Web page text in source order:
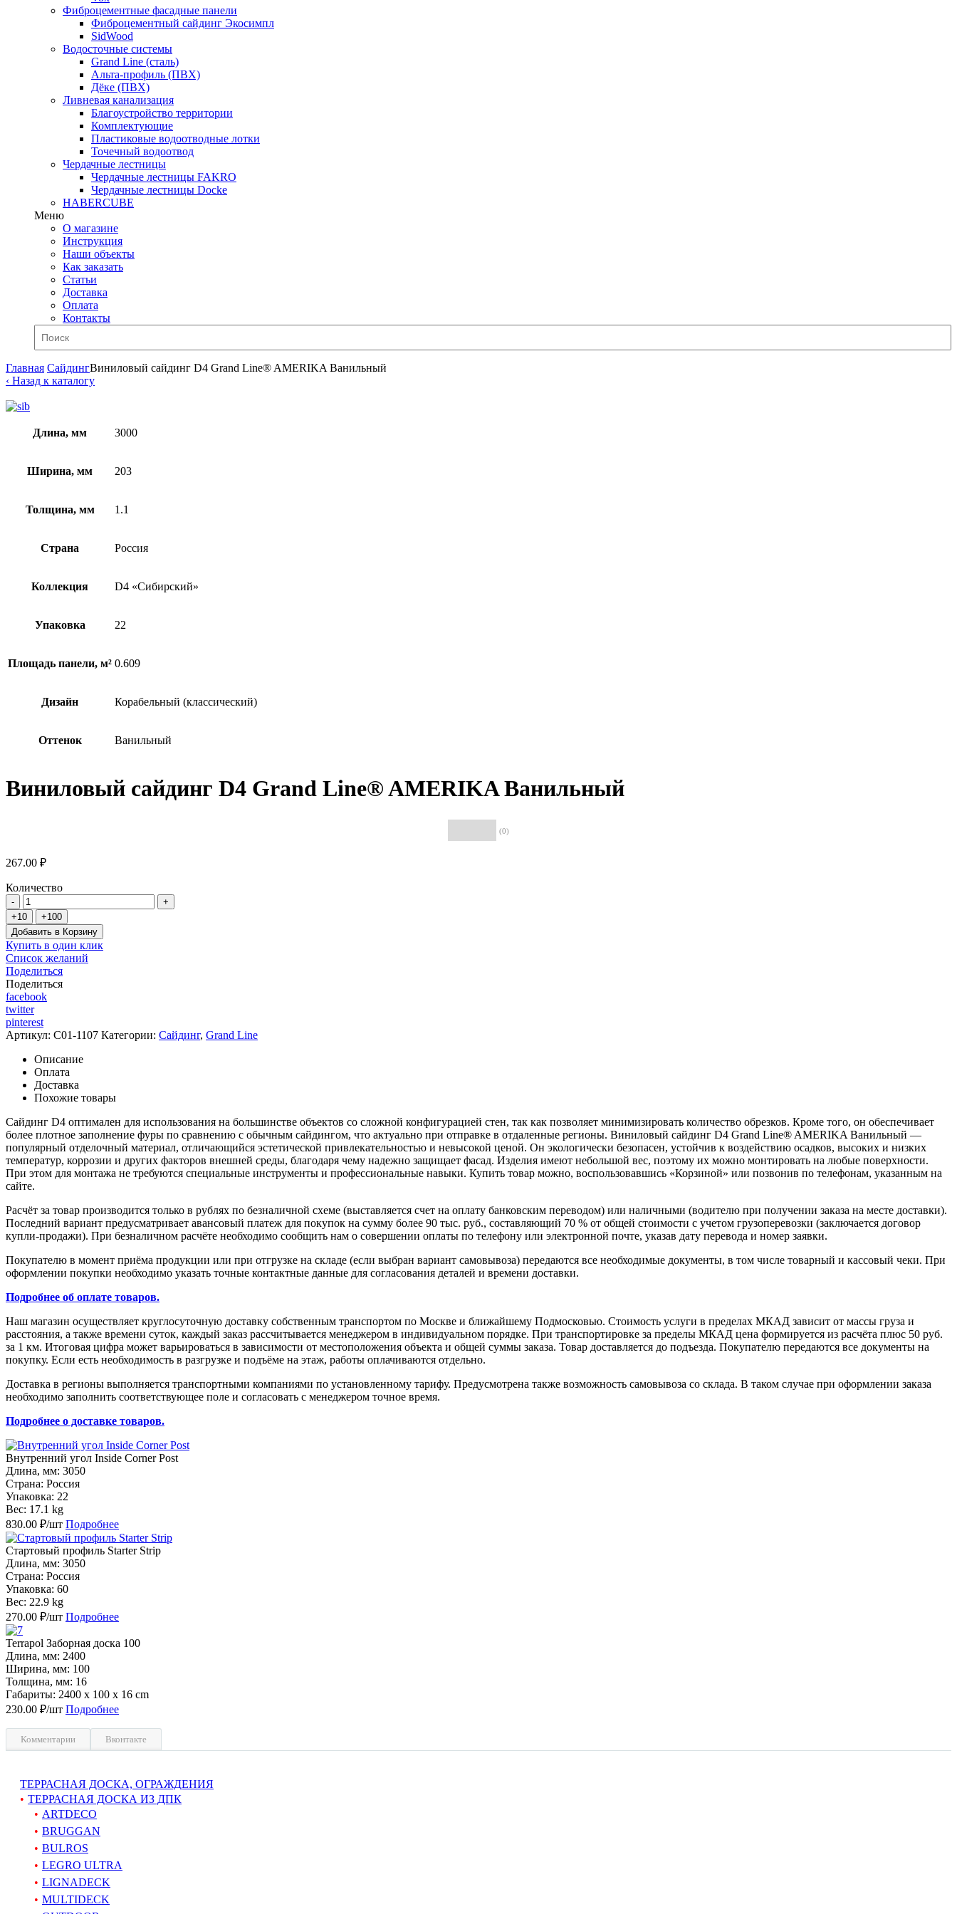
Фиброцементные фасадные панели
Фиброцементный сайдинг Экосимпл
SidWood
Водосточные системы
Grand Line (сталь)
Альта-профиль (ПВХ)
Дёке (ПВХ)
Ливневая канализация
Благоустройство территории
Комплектующие
Пластиковые водоотводные лотки
Точечный водоотвод
Чердачные лестницы
Чердачные лестницы FAKRO
Чердачные лестницы Docke
HABERCUBE
Меню
О магазине
Инструкция
Наши объекты
Как заказать
Статьи
Доставка
Оплата
Контакты
Главная СайдингВиниловый сайдинг D4 Grand Line® AMERIKA Ванильный
‹ Назад к каталогу
Длина, мм 3000
Ширина, мм 203
Толщина, мм 1.1
Страна Россия
Коллекция D4 «Cибирский»
Упаковка 22
Площадь панели, м² 0.609
Дизайн Корабельный (классический)
Оттенок Ванильный
Виниловый сайдинг D4 Grand Line® AMERIKA Ванильный
(0)
267.00 ₽
Количество
Добавить в Корзину
Купить в один клик
Список желаний
Поделиться
Поделиться
facebook
twitter
pinterest
Артикул: C01-1107 Категории: Сайдинг, Grand Line
Описание
Оплата
Доставка
Похожие товары
Сайдинг D4 оптимален для использования на большинстве объектов со сложной конфигурацией стен, так как позволяет минимизировать количество обрезков. Кроме того, он обеспечивает
более плотное заполнение фуры по сравнению с обычным сайдингом, что актуально при отправке в отдаленные регионы. Виниловый сайдинг D4 Grand Line® AMERIKA Ванильный —
популярный отделочный материал, отличающийся эстетической привлекательностью и невысокой ценой. Он экологически безопасен, устойчив к воздействию осадков, высоких и низких
температур, коррозии и других факторов внешней среды, благодаря чему надежно защищает фасад. Изделия имеют небольшой вес, поэтому их можно монтировать на любые поверхности.
При этом для монтажа не требуются специальные инструменты и профессиональные навыки. Купить товар можно, воспользовавшись «Корзиной» или позвонив по телефонам, указанным на
сайте.
Расчёт за товар производится только в рублях по безналичной схеме (выставляется счет на оплату банковским переводом) или наличными (водителю при получении заказа на месте доставки).
Последний вариант предусматривает авансовый платеж для покупок на сумму более 90 тыс. руб., составляющий 70 % от общей стоимости с учетом грузоперевозки (заключается договор
купли-продажи). При безналичном расчёте необходимо сообщить нам о совершении оплаты по телефону или электронной почте, указав дату перевода и номер заявки.
Покупателю в момент приёма продукции или при отгрузке на складе (если выбран вариант самовывоза) передаются все необходимые документы, в том числе товарный и кассовый чеки. При
оформлении покупки необходимо указать точные контактные данные для согласования деталей и времени доставки.
Подробнее об оплате товаров.
Наш магазин осуществляет круглосуточную доставку собственным транспортом по Москве и ближайшему Подмосковью. Стоимость услуги в пределах МКАД зависит от массы груза и
расстояния, а также времени суток, каждый заказ рассчитывается менеджером в индивидуальном порядке. При транспортировке за пределы МКАД цена формируется из расчёта плюс 50 руб.
за 1 км. Итоговая цифра может варьироваться в зависимости от местоположения объекта и общей суммы заказа. Товар доставляется до подъезда. Покупателю передаются все документы на
покупку. Если есть необходимость в разгрузке и подъёме на этаж, работы оплачиваются отдельно.
Доставка в регионы выполняется транспортными компаниями по установленному тарифу. Предусмотрена также возможность самовывоза со склада. В таком случае при оформлении заказа
необходимо заполнить соответствующее поле и согласовать с менеджером точное время.
Подробнее о доставке товаров.
Внутренний угол Inside Corner Post
Длина, мм: 3050
Страна: Россия
Упаковка: 22
Вес: 17.1 kg
830.00 ₽/шт Подробнее
Стартовый профиль Starter Strip
Длина, мм: 3050
Страна: Россия
Упаковка: 60
Вес: 22.9 kg
270.00 ₽/шт Подробнее
Terrapol Заборная доска 100
Длина, мм: 2400
Ширина, мм: 100
Толщина, мм: 16
Габариты: 2400 x 100 x 16 cm
230.00 ₽/шт Подробнее
Комментарии Вконтакте
ТЕРРАСНАЯ ДОСКА, ОГРАЖДЕНИЯ
ТЕРРАСНАЯ ДОСКА ИЗ ДПК
ARTDECO
BRUGGAN
BULROS
LEGRO ULTRA
LIGNADECK
MULTIDECK